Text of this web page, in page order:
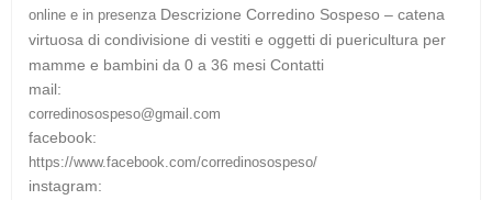
online e in presenza Descrizione Corredino Sospeso – catena
virtuosa di condivisione di vestiti e oggetti di puericultura per
mamme e bambini da 0 a 36 mesi Contatti
mail:
corredinosospeso@gmail.com
facebook:
https://www.facebook.com/corredinosospeso/
instagram: